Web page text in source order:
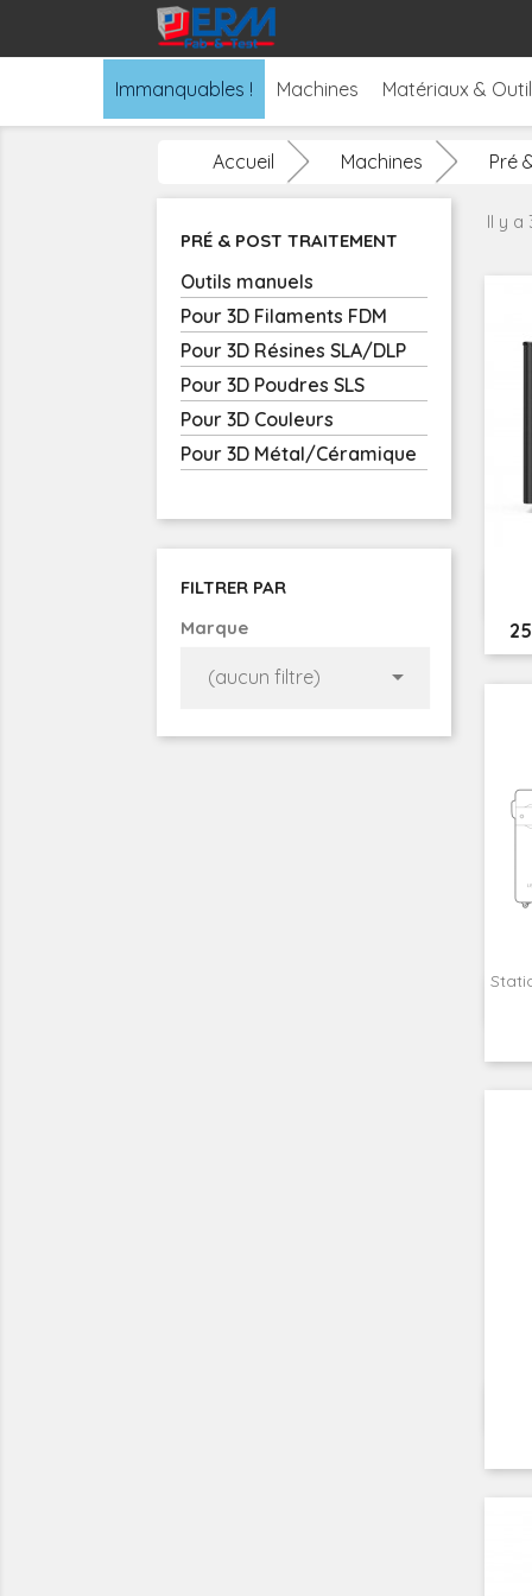
Immanquables ! Machines Matériaux &
Accueil Machines Pré
PRÉ & POST TRAITEMENT
Outils manuels
Pour 3D Filaments FDM
Pour 3D Résines SLA/DLP
Pour 3D Poudres SLS
Pour 3D Couleurs
Pour 3D Métal/Céramique
FILTRER PAR
Marque
(aucun filtre) 
Il y a